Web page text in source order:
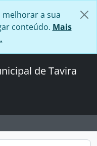
melhorar a sua
conteúdo. Mais
de Tavira